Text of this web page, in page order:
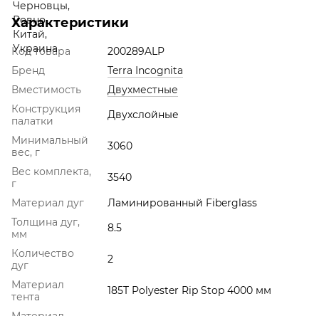
Характеристики
Код товара
200289ALP
Бренд
Terra Incognita
Вместимость
Двухместные
Конструкция
палатки
Двухслойные
Минимальный
вес, г
3060
Вес комплекта,
г
3540
Материал дуг
Ламинированный Fiberglass
Толщина дуг,
мм
8.5
Количество
дуг
2
Материал
тента
185T Polyester Rip Stop 4000 мм